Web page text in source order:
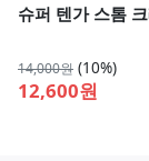
슈퍼 텐가 스톰
14,000원 (10%)
12,600원